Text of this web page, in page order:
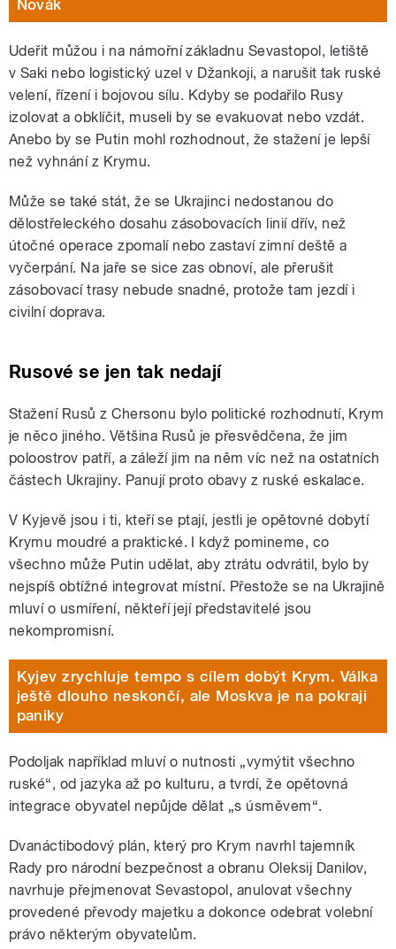
Novák
Udeřit můžou i na námořní základnu Sevastopol, letiště
v Saki nebo logistický uzel v Džankoji, a narušit tak ruské
velení, řízení i bojovou sílu. Kdyby se podařilo Rusy
izolovat a obklíčit, museli by se evakuovat nebo vzdát.
Anebo by se Putin mohl rozhodnout, že stažení je lepší
než vyhnání z Krymu.
Může se také stát, že se Ukrajinci nedostanou do
dělostřeleckého dosahu zásobovacích linií dřív, než
útočné operace zpomalí nebo zastaví zimní deště a
vyčerpání. Na jaře se sice zas obnoví, ale přerušit
zásobovací trasy nebude snadné, protože tam jezdí i
civilní doprava.
Rusové se jen tak nedají
Stažení Rusů z Chersonu bylo politické rozhodnutí, Krym
je něco jiného. Většina Rusů je přesvědčena, že jim
poloostrov patří, a záleží jim na něm víc než na ostatních
částech Ukrajiny. Panují proto obavy z ruské eskalace.
V Kyjevě jsou i ti, kteří se ptají, jestli je opětovné dobytí
Krymu moudré a praktické. I když pomineme, co
všechno může Putin udělat, aby ztrátu odvrátil, bylo by
nejspíš obtížné integrovat místní. Přestože se na Ukrajině
mluví o usmíření, někteří její představitelé jsou
nekompromisní.
Kyjev zrychluje tempo s cílem dobýt Krym. Válka
ještě dlouho neskončí, ale Moskva je na pokraji
paniky
Podoljak například mluví o nutnosti „vymýtit všechno
ruské“, od jazyka až po kulturu, a tvrdí, že opětovná
integrace obyvatel nepůjde dělat „s úsměvem“.
Dvanáctibodový plán, který pro Krym navrhl tajemník
Rady pro národní bezpečnost a obranu Oleksij Danilov,
navrhuje přejmenovat Sevastopol, anulovat všechny
provedené převody majetku a dokonce odebrat volební
právo některým obyvatelům.